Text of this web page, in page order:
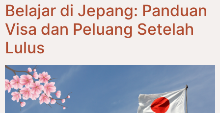
Belajar di Jepang: Panduan
Visa dan Peluang Setelah
Lulus